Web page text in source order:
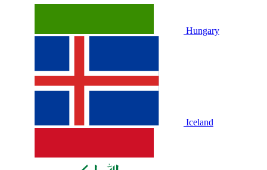
Hungary
Iceland